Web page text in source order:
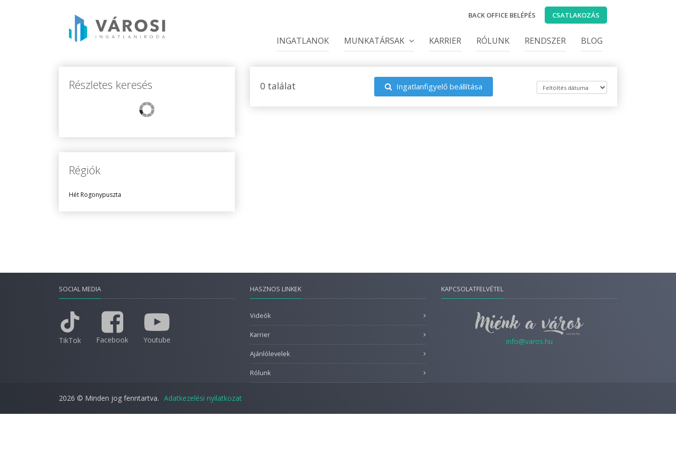
BACK OFFICE BELÉPÉS CSATLAKOZÁS
INGATLANOK MUNKATÁRSAK KARRIER RÓLUNK RENDSZER BLOG
Részletes keresés
Régiók
Hét Rogonypuszta
0 találat Ingatlanfigyelő beállítása
SOCIAL MEDIA
TikTok Facebook Youtube
HASZNOS LINKEK
Videók
Karrier
Ajánlólevelek
Rólunk
KAPCSOLATFELVÉTEL
info@varos.hu
2026 © Minden jog fenntartva. Adatkezelési nyilatkozat